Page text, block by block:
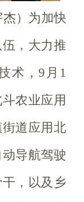
）为加快
，大力推
术，9月1
农业应用
道应用北
导航驾驶
，以及乡